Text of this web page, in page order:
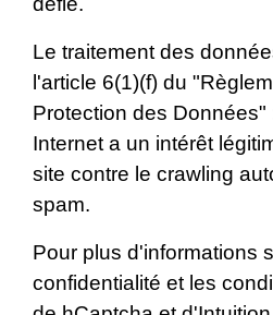
Le traitement des
l'article 6(1)(f) du
Protection des Données"
Internet a un intérêt
site contre le crawling
spam.
Pour plus d'informations
confidentialité et les